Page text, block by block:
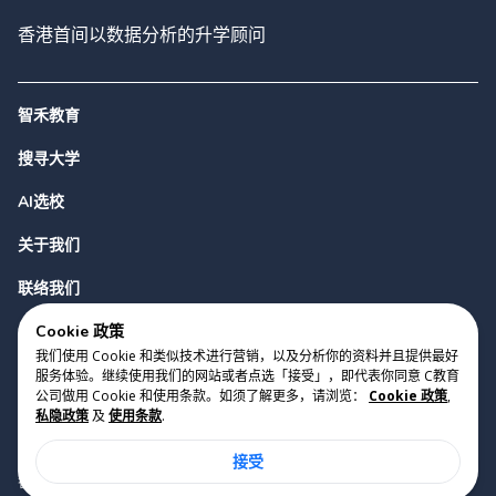
香港首间以数据分析的升学顾问
智禾教育
搜寻大学
AI选校
关于我们
联络我们
版权 2023 Cyclopes® •
使用条款
香港铜锣湾勿地臣街1号时代广场2座28楼07室
Cookie 政策
我们使用 Cookie 和类似技术进行营销，以及分析你的资料并且提供最好
服务体验。继续使用我们的网站或者点选「接受」，即代表你同意 C教育
公司做用 Cookie 和使用条款。如须了解更多，请浏览：
Cookie 政策,
私隐政策及 使用条款.
接受